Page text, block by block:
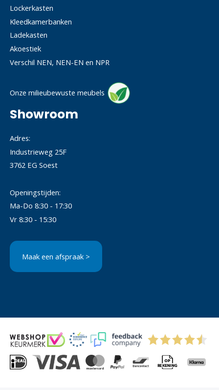
Lockerkasten
Kleedkamerbanken
Ladekasten
Akoestiek
Verschil NEN, NEN-EN en NPR
Onze milieubewuste meubels
Showroom
Adres:
Industrieweg 25F
3762 EG Soest
Openingstijden:
Ma-Do 8:30 - 17:30
Vr 8:30 - 15:30
Maak een afspraak >